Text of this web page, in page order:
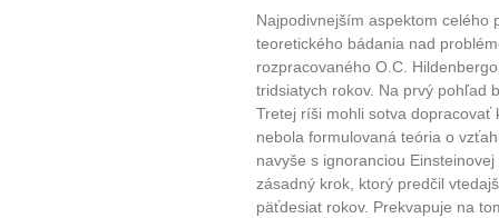
Najpodivnejším aspektom celého
teoretického bádania nad
rozpracovaného O.C.
tridsiatych rokov. Na prvý pohľad
Tretej ríši mohli sotva dopracovať
nebola formulovaná teória o
navyše s ignoranciou
zásadný krok, ktorý predčil
päťdesiat rokov. Prekvapuje na